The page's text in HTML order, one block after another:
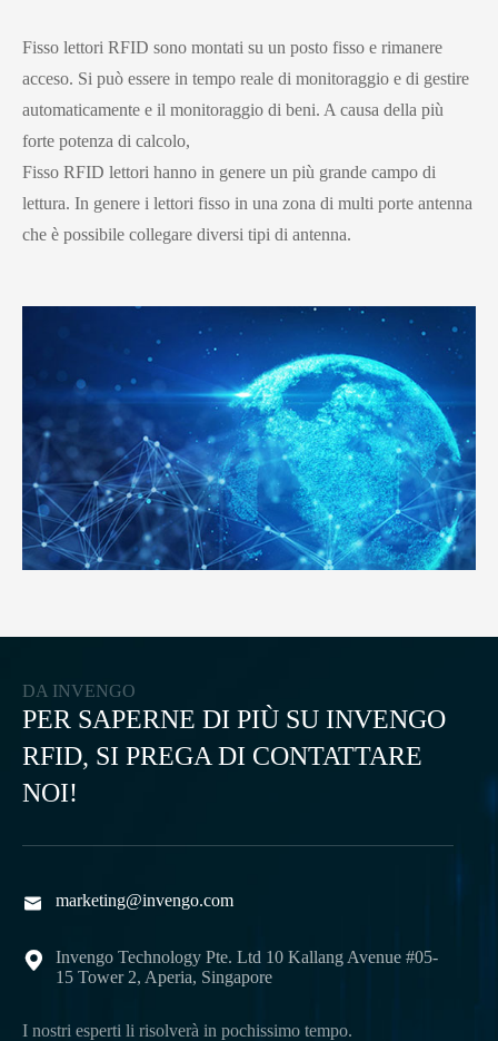
Fisso lettori RFID sono montati su un posto fisso e rimanere
acceso. Si può essere in tempo reale di monitoraggio e di gestire
automaticamente e il monitoraggio di beni. A causa della più
forte potenza di calcolo,
Fisso RFID lettori hanno in genere un più grande campo di
lettura. In genere i lettori fisso in una zona di multi porte antenna
che è possibile collegare diversi tipi di antenna.
DA INVENGO
PER SAPERNE DI PIÙ SU INVENGO
RFID, SI PREGA DI CONTATTARE
NOI!
 marketing@invengo.com

Invengo Technology Pte. Ltd 10 Kallang Avenue #05-
15 Tower 2, Aperia, Singapore
I nostri esperti li risolverà in pochissimo tempo.